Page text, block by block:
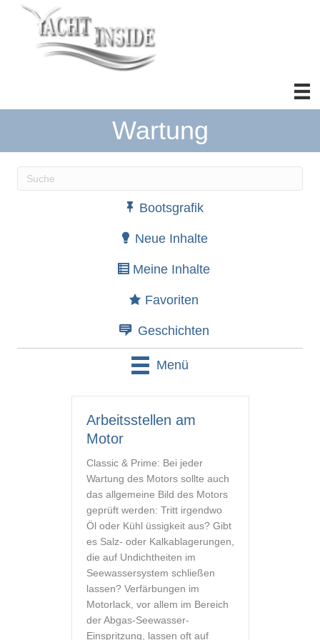
Wartung
Wenn die Ergebnisse der automatischen
Bootsgrafik
Neue Inhalte
Meine Inhalte
Favoriten
Geschichten
Menü
Arbeitsstellen am
Motor
Classic & Prime: Bei jeder
Wartung des Motors sollte auch
das allgemeine Bild des Motors
geprüft werden: Tritt irgendwo
Öl oder Kühl üssigkeit aus? Gibt
es Salz- oder Kalkablagerungen,
die auf Undichtheiten im
Seewassersystem schließen
lassen? Verfärbungen im
Motorlack, vor allem im Bereich
der Abgas-Seewasser-
Einspritzung, lassen oft auf